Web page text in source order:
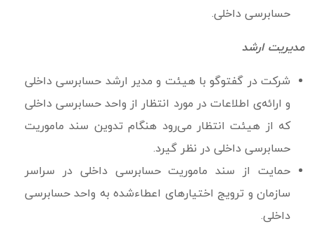
حسابرسی داخلی.
مدیریت ارشد
شرکت در گفت­وگو با هیئت و مدیر ارشد حسابرسی داخلی
و ارائه‌ی اطلاعات در مورد انتظار از واحد حسابرسی داخلی
که از هیئت انتظار می‌رود هنگام تدوین سند ماموریت
حسابرسی داخلی در نظر گیرد.
حمایت از سند ماموریت حسابرسی داخلی در سراسر
سازمان و ترویج اختیارهای اعطاءشده به واحد حسابرسی
داخلی.